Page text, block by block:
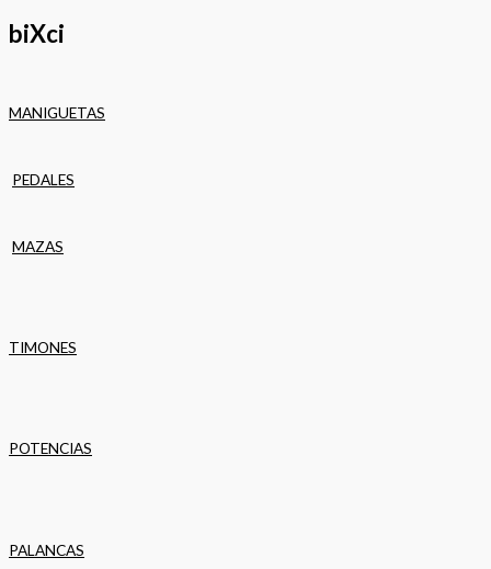
biXci
MANIGUETAS
PEDALES
MAZAS
TIMONES
POTENCIAS
PALANCAS